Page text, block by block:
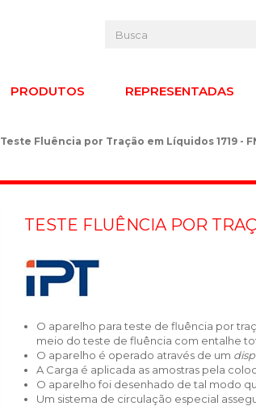
PRODUTOS REPRESENTADAS
Teste Fluência por Tração em Líquidos 1719 -
TESTE FLUÊNCIA POR
O aparelho para teste de fluência por
meio do teste de fluência com entalhe
O aparelho é operado através de um
A Carga é aplicada as amostras pela
O aparelho foi desenhado de tal modo
Um sistema de circulação especial